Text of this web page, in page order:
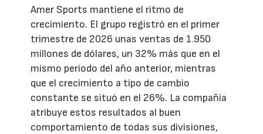
Amer Sports mantiene el ritmo de
crecimiento. El grupo registró en el primer
trimestre de 2026 unas ventas de 1.950
millones de dólares, un 32% más que en el
mismo periodo del año anterior, mientras
que el crecimiento a tipo de cambio
constante se situó en el 26%. La compañía
atribuye estos resultados al buen
comportamiento de todas sus divisiones,